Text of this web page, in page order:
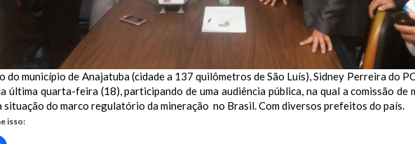
do município de Anajatuba (cidade a 137 quilômetros de São Luís), Sidney Perreira do
última quarta-feira (18), participando de uma audiência pública, na qual a comissão de
situação do marco regulatório da mineração no Brasil. Com diversos prefeitos do país.
isso: